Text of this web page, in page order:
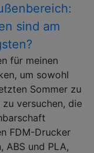
sind am
für meinen
um sowohl
Sommer zu
versuchen, die
FDM-Drucker
ABS und PLA,